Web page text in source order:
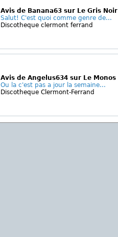
Avis de Banana63 sur Le Gris Noir
Salut! C'est quoi comme genre de...
Discotheque clermont ferrand
Avis de Angelus634 sur Le Monos
Ou la c'est pas a jour la semaine...
Discotheque Clermont-Ferrand